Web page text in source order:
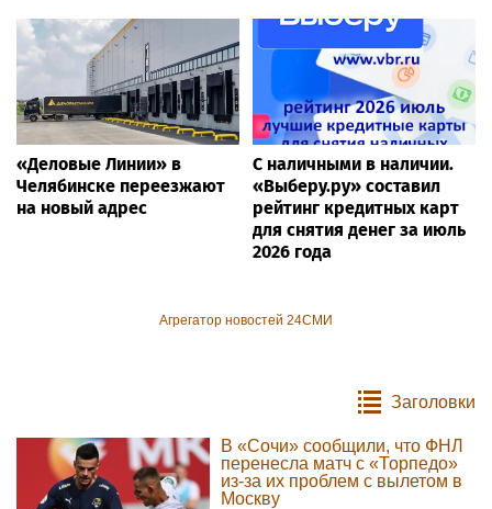
«Деловые Линии» в
Челябинске переезжают
на новый адрес
С наличными в наличии.
«Выберу.ру» составил
рейтинг кредитных карт
для снятия денег за июль
2026 года
Агрегатор новостей 24СМИ
Заголовки
В «Сочи» сообщили, что ФНЛ
перенесла матч с «Торпедо»
из-за их проблем с вылетом в
Москву